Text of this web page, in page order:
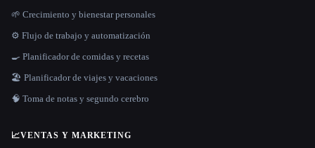
🌱 Crecimiento y bienestar personales
⚙️ Flujo de trabajo y automatización
🍳 Planificador de comidas y recetas
🏖 Planificador de viajes y vacaciones
🧠 Toma de notas y segundo cerebro
📈VENTAS Y MARKETING